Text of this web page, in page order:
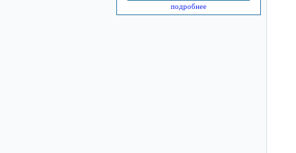
подробнее